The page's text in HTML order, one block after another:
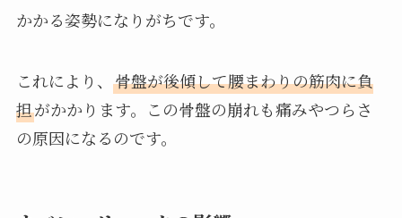
かかる姿勢になりがちです。
これにより、 骨盤が後傾して腰まわりの筋肉に負
担がかかります。この骨盤の崩れも痛みやつらさ
の原因になるのです。